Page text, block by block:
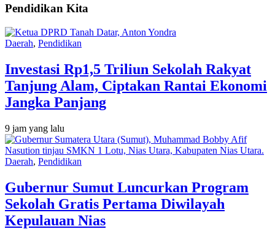
Pendidikan Kita
Daerah, Pendidikan
Investasi Rp1,5 Triliun Sekolah Rakyat
Tanjung Alam, Ciptakan Rantai Ekonomi
Jangka Panjang
9 jam yang lalu
Daerah, Pendidikan
Gubernur Sumut Luncurkan Program
Sekolah Gratis Pertama Diwilayah
Kepulauan Nias